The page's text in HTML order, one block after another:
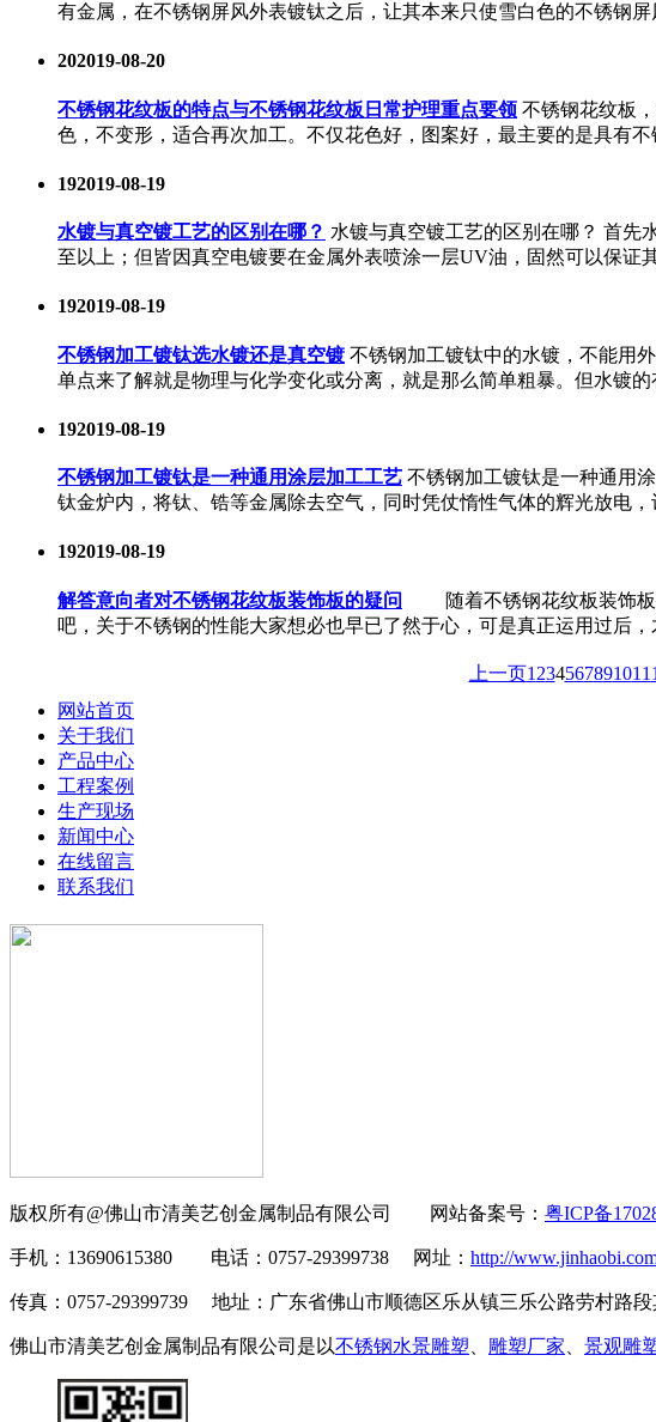
有金属，在不锈钢屏风外表镀钛之后，让其本来只使雪白色的不锈钢
202019-08-20
不锈钢花纹板的特点与不锈钢花纹板日常护理重点要领 不锈钢花纹板
色，不变形，适合再次加工。不仅花色好，图案好，最主要的是具有
192019-08-19
水镀与真空镀工艺的区别在哪？ 水镀与真空镀工艺的区别在哪？ 首先
至以上；但皆因真空电镀要在金属外表喷涂一层UV油，固然可以保
192019-08-19
不锈钢加工镀钛选水镀还是真空镀 不锈钢加工镀钛中的水镀，不能用
单点来了解就是物理与化学变化或分离，就是那么简单粗暴。但水镀
192019-08-19
不锈钢加工镀钛是一种通用涂层加工工艺 不锈钢加工镀钛是一种通用
钛金炉内，将钛、锆等金属除去空气，同时凭仗惰性气体的辉光放电
192019-08-19
解答意向者对不锈钢花纹板装饰板的疑问
随着不锈钢花纹板装饰板
吧，关于不锈钢的性能大家想必也早已了然于心，可是真正运用过后
上一页1 234567891011
网站首页
关于我们
产品中心
工程案例
生产现场
新闻中心
在线留言
联系我们
版权所有@佛山市清美艺创金属制品有限公司 网站备案号： 粤ICP备
手机：13690615380 电话：0757-29399738 网址： http://
传真：0757-29399739 地址：广东省佛山市顺德区乐从镇三乐公路劳村路
佛山市清美艺创金属制品有限公司是 以不锈钢水景雕塑 雕塑厂家 景观雕